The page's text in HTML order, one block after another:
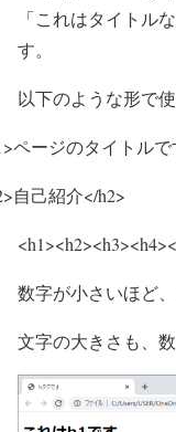
「これはタイトル
す。
以下のような形で使
ページのタイトルで
自己紹介</h2>
数字が小さいほど
文字の大きさも、